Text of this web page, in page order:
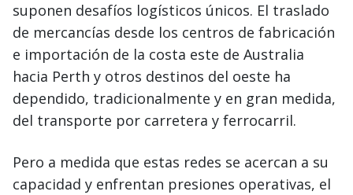
suponen desafíos logísticos únicos. El traslado
de mercancías desde los centros de fabricación
e importación de la costa este de Australia
hacia Perth y otros destinos del oeste ha
dependido, tradicionalmente y en gran medida,
del transporte por carretera y ferrocarril.
Pero a medida que estas redes se acercan a su
capacidad y enfrentan presiones operativas, el